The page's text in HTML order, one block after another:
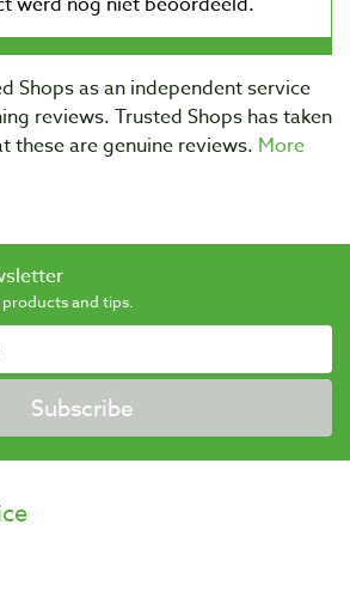
Shops as an independent service
reviews. Trusted Shops has taken
these are genuine reviews. More
and tips.
Subscribe